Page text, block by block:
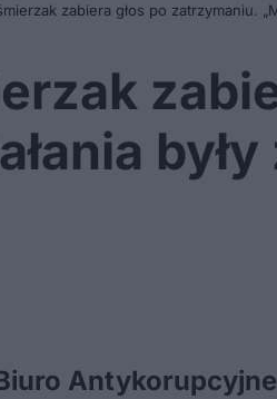
zabiera głos po zatrzymaniu.